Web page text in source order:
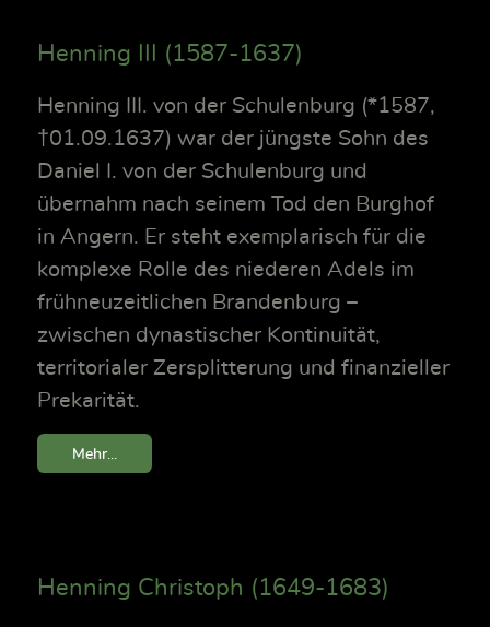
Henning III (1587-1637)
Henning III. von der Schulenburg (*1587,
†01.09.1637) war der jüngste Sohn des
Daniel I. von der Schulenburg und
übernahm nach seinem Tod den Burghof
in Angern. Er steht exemplarisch für die
komplexe Rolle des niederen Adels im
frühneuzeitlichen Brandenburg –
zwischen dynastischer Kontinuität,
territorialer Zersplitterung und finanzieller
Prekarität.
Mehr...
Henning Christoph (1649-1683)